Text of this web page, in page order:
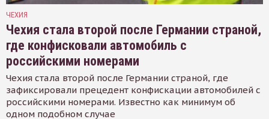
ЧЕХИЯ
Чехия стала второй после Германии страной,
где конфисковали автомобиль с
российскими номерами
Чехия стала второй после Германии страной, где
зафиксировали прецедент конфискации автомобилей с
российскими номерами. Известно как минимум об
одном подобном случае